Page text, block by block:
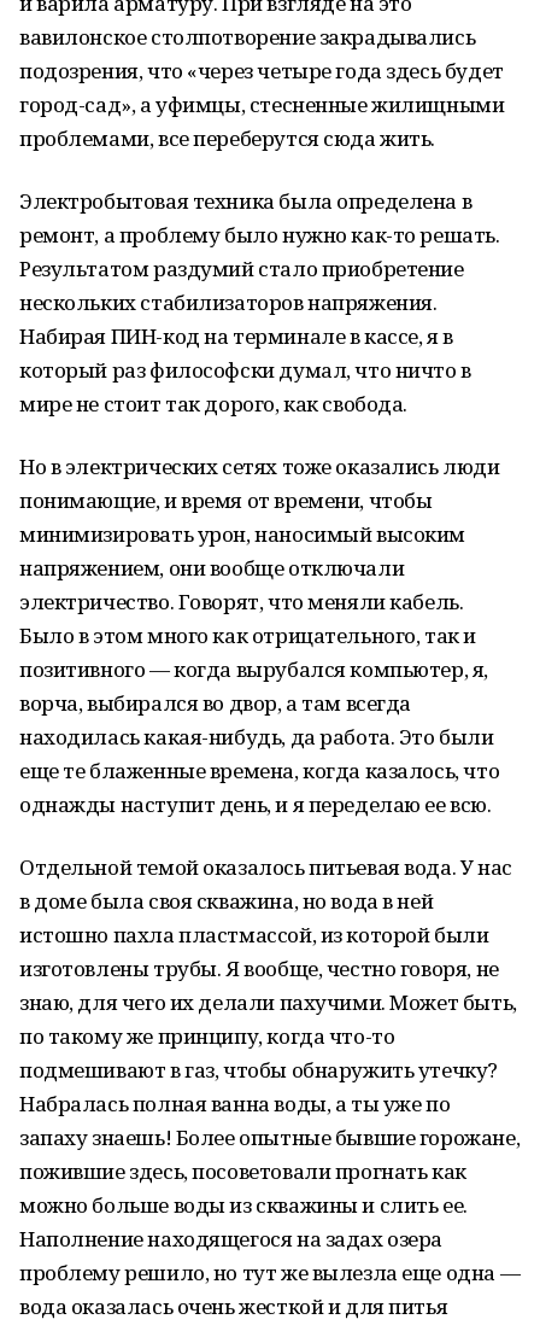
вавилонское столпотворение закрадывались
подозрения, что «через четыре года здесь будет
город-сад», а уфимцы, стесненные жилищными
проблемами, все переберутся сюда жить.
Электробытовая техника была определена в
ремонт, а проблему было нужно как-то решать.
Результатом раздумий стало приобретение
нескольких стабилизаторов напряжения.
Набирая ПИН-код на терминале в кассе, я в
который раз философски думал, что ничто в
мире не стоит так дорого, как свобода.
Но в электрических сетях тоже оказались люди
понимающие, и время от времени, чтобы
минимизировать урон, наносимый высоким
напряжением, они вообще отключали
электричество. Говорят, что меняли кабель.
Было в этом много как отрицательного, так и
позитивного — когда вырубался компьютер, я,
ворча, выбирался во двор, а там всегда
находилась какая-нибудь, да работа. Это были
еще те блаженные времена, когда казалось, что
однажды наступит день, и я переделаю ее всю.
Отдельной темой оказалось питьевая вода. У нас
в доме была своя скважина, но вода в ней
истошно пахла пластмассой, из которой были
изготовлены трубы. Я вообще, честно говоря, не
знаю, для чего их делали пахучими. Может быть,
по такому же принципу, когда что-то
подмешивают в газ, чтобы обнаружить утечку?
Набралась полная ванна воды, а ты уже по
запаху знаешь! Более опытные бывшие горожане,
пожившие здесь, посоветовали прогнать как
можно больше воды из скважины и слить ее.
Наполнение находящегося на задах озера
проблему решило, но тут же вылезла еще одна —
вода оказалась очень жесткой и для питья